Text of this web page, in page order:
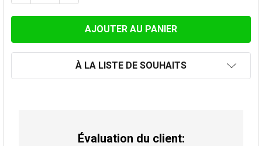
À LA LISTE DE SOUHAITS
Évaluation du client: